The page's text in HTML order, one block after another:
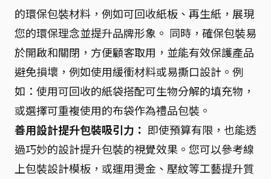
的環保包裝材料，例如可回收紙板、再生紙，展現
您的環保理念並提升品牌形象。 同時，確保包裝易
於開啟和關閉，方便顧客取用，並能有效保護產品
避免損壞，例如使用緩衝材料或易撕口設計。例
如：使用可回收的紙袋搭配可生物分解的填充物，
或選擇可重複使用的布袋作為禮品包裝。
善用設計提升包裝吸引力： 即使預算有限，也能透
過巧妙的設計提升包裝的視覺效果。您可以參考線
上包裝設計模板，或運用燙金、壓紋等工藝提升質